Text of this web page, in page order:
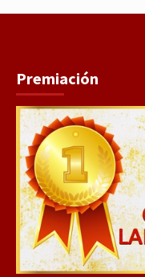
Premiación